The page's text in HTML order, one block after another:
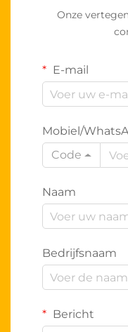
Onze
E-mail
Mobiel/
Code
Naam
Bedrijfsnaam
Bericht